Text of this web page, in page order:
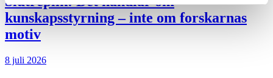
kunskapsstyrning – inte om forskarnas
motiv
8 juli 2026